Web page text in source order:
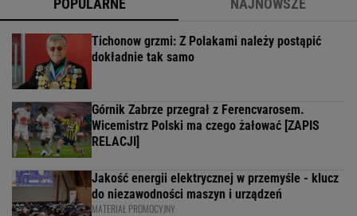
POPULARNE NAJNOWSZE
Tichonow grzmi: Z Polakami należy postąpić
dokładnie tak samo
Górnik Zabrze przegrał z Ferencvarosem.
Wicemistrz Polski ma czego żałować [ZAPIS
RELACJI]
Jakość energii elektrycznej w przemyśle - klucz
do niezawodności maszyn i urządzeń
MATERIAŁ PROMOCYJNY